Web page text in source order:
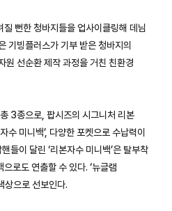
뻔한 청바지들을 업사이클링해 데님
기빙플러스가 기부 받은 청바지의
원 선순환 제작 과정을 거친 친환경
3종으로, 팝시즈의 시그니처 리본
수 미니백’, 다양한 포켓으로 수납력이
들이 달린 ‘리본자수 미니백’은 탈부착
로도 연출할 수 있다. ‘뉴글램
상으로 선보인다.